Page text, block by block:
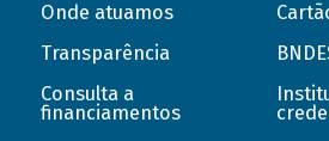
Onde atuamos
Transparência
Consulta a
financiamentos